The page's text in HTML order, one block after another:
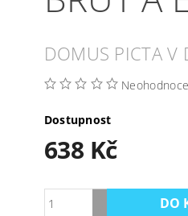
DOMUS PICTA V
Dostupnost
638 Kč